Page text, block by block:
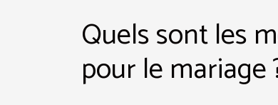
Quels sont les
pour le mariage